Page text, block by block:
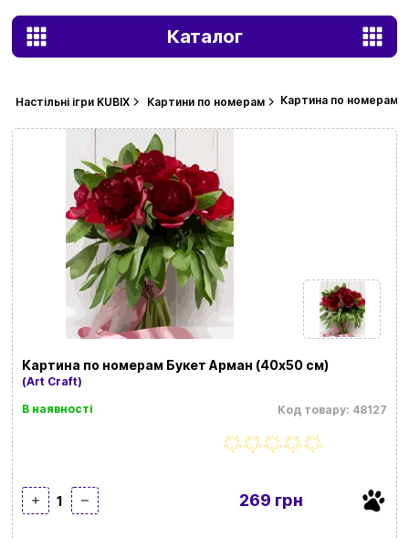
Каталог
Настільні ігри KUBIX Картини по номерам Картина по номерам
Картина по номерам Букет Арман (40х50 см)
(Art Craft)
Код товару: 48127
В наявності
269 грн
1